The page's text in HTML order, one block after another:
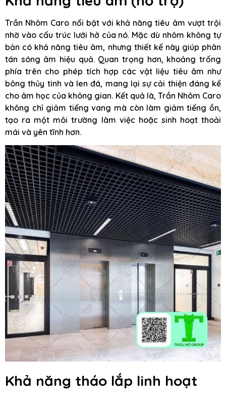
Trần Nhôm Caro nổi bật với khả năng tiêu âm vượt trội
nhờ vào cấu trúc lưới hở của nó. Mặc dù nhôm không tự
bản có khả năng tiêu âm, nhưng thiết kế này giúp phân
tán sóng âm hiệu quả. Quan trọng hơn, khoảng trống
phía trên cho phép tích hợp các vật liệu tiêu âm như
bông thủy tinh và len đá, mang lại sự cải thiện đáng kể
cho âm học của không gian. Kết quả là, Trần Nhôm Caro
không chỉ giảm tiếng vang mà còn làm giảm tiếng ồn,
tạo ra một môi trường làm việc hoặc sinh hoạt thoải
mái và yên tĩnh hơn.
Khả năng tháo lắp linh hoạt